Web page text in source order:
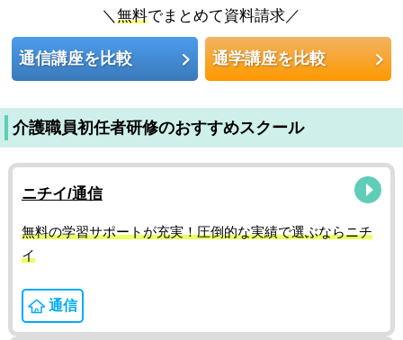
＼無料でまとめて資料請求／
通信講座を比較 通学講座を比較
介護職員初任者研修のおすすめスクール
ニチイ/通信
無料の学習サポートが充実！圧倒的な実績で選ぶならニチ
イ
通信